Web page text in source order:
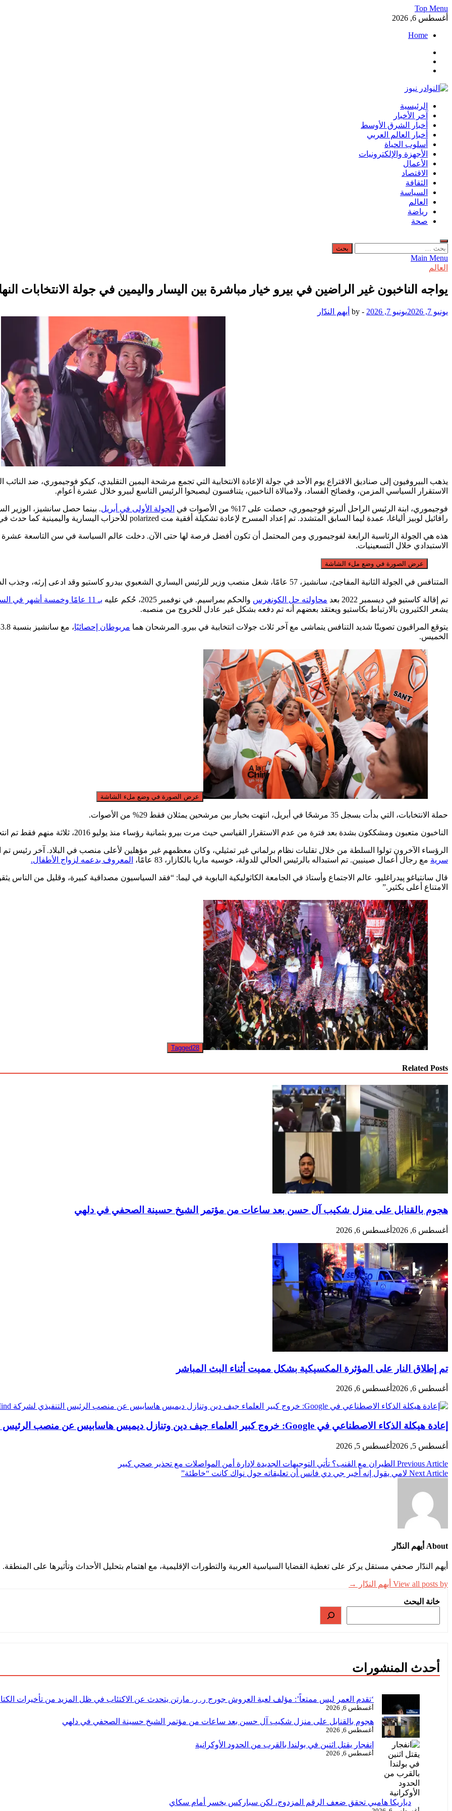
Skip
to
Top Menu
أغسطس 6, 2026
Home
النوادر نيوز
موقع إخباري عربي مستقل ينقل آخر الأخبار والتقارير من العالم العربي والعالمي
الرئيسية
آخر الأخبار
أخبار الشرق الأوسط
أخبار العالم العربي
أسلوب الحياة
الأجهزة والإلكترونيات
الأعمال
الاقتصاد
الثقافة
السياسة
العالم
رياضة
صحة
البحث
عن:
Main Menu
العالم
يواجه الناخبون غير الراضين في بيرو خيار مباشرة بين اليسار واليمين في جولة الانتخابات
يونيو 7, 2026 يونيو 7, 2026 -
by أيهم الندّار
يذهب البيروفيون إلى صناديق الاقتراع يوم الأحد في جولة الإعادة الانتخابية التي تجمع مرشحة اليمين التقليدي، كيكو فوجيموري، ضد
الاستقرار السياسي المزمن، وفضائح الفساد، ولامبالاة الناخبين، يتنافسون ليصبحوا الرئيس التاسع لبيرو خلال عشرة أعوام.
فوجيموري، ابنة الرئيس الراحل ألبرتو فوجيموري، حصلت على 17% من الأصوات في
الجولة الأولى في أبريل
رافائيل لوبيز ألياغا، عمدة ليما السابق المتشدد. تم إعداد المسرح لإعادة تشكيلة أفقية مت polarized للأحزاب اليسارية واليمينية كما حدث في انتخابات البلاد الأخيرة عام 2021.
هذه هي الجولة الرئاسية الرابعة لفوجيموري ومن المحتمل أن تكون أفضل فرصة لها حتى الآن. دخلت عالم السياسة في سن التاسعة عشرة
الاستبدادي خلال التسعينيات.
عرض الصورة في وضع ملء الشاشة
المتنافس في الجولة الثانية المفاجئ، سانشيز، 57 عامًا، شغل منصب وزير للرئيس اليساري الشعبوي بيدرو كاستيو وقد ادعى إرثه، وجذب الدعم من الناخبين الريفيين – حتى أنه ارتدى قبعة سمبريرو الشهيرة له.
تم إقالة كاستيو في ديسمبر 2022 بعد محاولته حل الكونغرس والحكم بمراسيم. في نوفمبر 2025، حُكم عليه
بـ 11 عامًا وخمسة أشهر في السجن
يشعر الكثيرون بالارتباط بكاستيو ويعتقد بعضهم أنه تم دفعه بشكل غير عادل للخروج من منصبه.
يتوقع المراقبون تصويتًا شديد التنافس يتماشى مع آخر ثلاث جولات انتخابية في بيرو. المرشحان هما مربوطان إحصائيًا
الخميس.
عرض الصورة في وضع ملء الشاشة
حملة الانتخابات، التي بدأت بسجل 35 مرشحًا في أبريل، انتهت بخيار بين مرشحين يمثلان فقط 29% من الأصوات.
الناخبون متعبون ومشككون بشدة بعد فترة من عدم الاستقرار القياسي حيث مرت بيرو بثمانية رؤساء منذ يوليو 2016، ثلاثة منهم فقط تم انتخابهم.
الرؤساء الآخرون تولوا السلطة من خلال تقلبات نظام برلماني غير تمثيلي، وكان معظمهم غير مؤهلين لأعلى منصب في البلاد. آخر رئيس تم الإطاحة به، خوسيه جيري،
سرية مع رجال أعمال صينيين. تم استبداله بالرئيس الحالي للدولة، خوسيه ماريا بالكازار، 83 عامًا، المعروف بدعمه لزواج الأطفال.
قال سانتياغو پيدراغليو، عالم الاجتماع وأستاذ في الجامعة الكاثوليكية البابوية في ليما: “فقد السياسيون مصداقية كبيرة، وقليل من
الامتناع أعلى بكثير.”
Tagged28
Related Posts
هجوم بالقنابل على منزل شكيب آل حسن بعد ساعات من مؤتمر الشيخ حسينة الصحفي في دلهي
أغسطس 6, 2026 أغسطس 6, 2026
تم إطلاق النار على المؤثرة المكسيكية بشكل مميت أثناء البث المباشر
أغسطس 6, 2026 أغسطس 6, 2026
إعادة هيكلة الذكاء الاصطناعي في Google: خروج كبير العلماء جيف دين وتنازل ديميس هاسابيس عن منصب الرئيس التنفيذي لشركة DeepMind
أغسطس 5, 2026 أغسطس 5, 2026
تصفّح
المقالات
Previous Article الطيران مع القنب؟ تأتي التوجيهات الجديدة لإدارة أمن المواصلات مع تحذير صحي كبير
Next Article لامي يقول إنه أخبر جي دي فانس أن تعليقاته حول نواك كانت “خاطئة”
About أيهم الندّار
أيهم الندّار صحفي مستقل يركز على تغطية القضايا السياسية العربية والتطورات الإقليمية، مع اهتمام بتحليل الأحداث وتأثيرها على المنطقة.
View all posts by أيهم الندّار →
خانة البحث
أحدث المنشورات
‘تقدم العمر ليس ممتعاً’: مؤلف لعبة العروش جورج ر. ر. مارتن يتحدث عن الاكتئاب في ظل المزيد من تأخيرات
أغسطس 6, 2026
هجوم بالقنابل على منزل شكيب آل حسن بعد ساعات من مؤتمر الشيخ حسينة الصحفي في دلهي
أغسطس 6, 2026
انفجار يقتل اثنين في بولندا بالقرب من الحدود الأوكرانية
أغسطس 6, 2026
دياريكا هامبي تحقق ضعف الرقم المزدوج، لكن سباركس يخسر أمام سكاي